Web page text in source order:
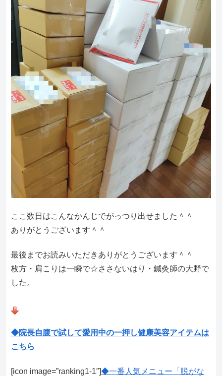
ここ数日はこんなかんじでがっつり出せました＾＾
ありがとうございます＾＾
最後までお読みいただきありがとうございます＾＾
枚方・肩こりは一瞬で☆ささないはり・鍼灸師の大野で
した。
◆院長自腹で試して愛用中の一押し健康美容アイテムは
こちら
[icon image=”ranking1-1″]◆一番人気メニュー「脱がな